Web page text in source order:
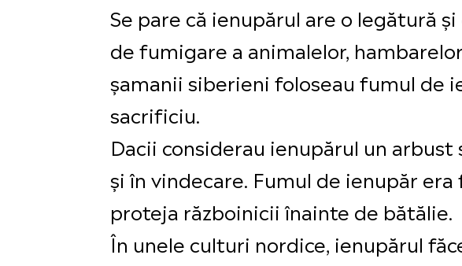
Se pare că ienupărul are o legătură
de fumigare a animalelor,
șamanii siberieni foloseau fumul de
sacrificiu.
Dacii considerau ienupărul un
și în vindecare. Fumul de ienupăr
proteja războinicii înainte de bătălie.
În unele culturi nordice, ienupărul